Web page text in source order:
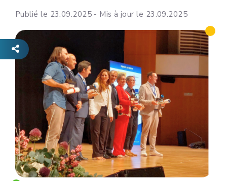
Publié le 23.09.2025 - Mis à jour le 23.09.2025